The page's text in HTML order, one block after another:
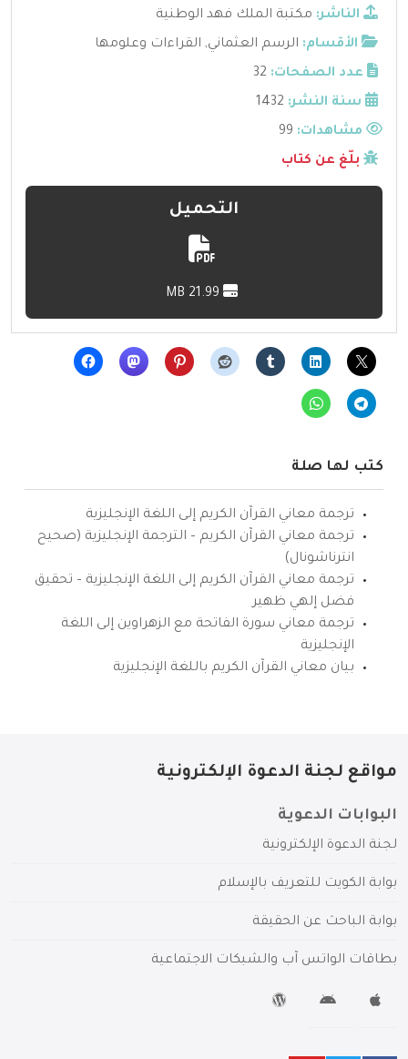
الناشر: مكتبة الملك فهد الوطنية
الأقسام: الرسم العثماني, القراءات وعلومها
عدد الصفحات: 32
سنة النشر: 1432
مشاهدات:
بلّغ عن كتاب
التحميل
كتب لها صلة
ترجمة معاني القرآن الكريم إلى اللغة الإنجليزية
ترجمة معاني القرآن الكريم – الترجمة الإنجليزية (صحيح
انترناشونال)
ترجمة معاني القرآن الكريم إلى اللغة الإنجليزية – تحقيق
فضل إلهي ظهير
ترجمة معاني سورة الفاتحة مع الزهراوين إلى اللغة
الإنجليزية
بيان معاني القرآن الكريم باللغة الإنجليزية
مواقع لجنة الدعوة الإلكترونية
البوابات الدعوية
لجنة الدعوة الإلكترونية
بوابة الكويت للتعريف بالإسلام
بوابة الباحث عن الحقيقة
بطاقات الواتس آب والشبكات الاجتماعية